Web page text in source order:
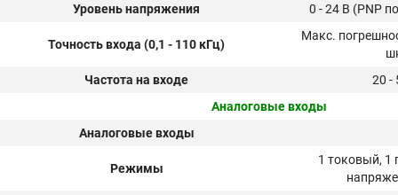
Уровень напряжения
0 - 24 В (PNP
Точность входа (0,1 - 110 кГц)
Макс.
Частота на входе
20 -
Аналоговые входы
Аналоговые входы
Режимы
1 токовый, 1